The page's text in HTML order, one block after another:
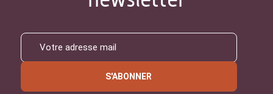
S'ABONNER